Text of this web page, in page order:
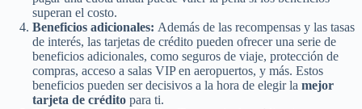
superan el costo.
Beneficios adicionales: Además de las recompensas y las tasas
de interés, las tarjetas de crédito pueden ofrecer una serie de
beneficios adicionales, como seguros de viaje, protección de
compras, acceso a salas VIP en aeropuertos, y más. Estos
beneficios pueden ser decisivos a la hora de elegir la mejor
tarjeta de crédito para ti.